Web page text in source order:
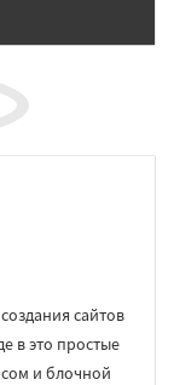
сайтов
в это простые
и блочной